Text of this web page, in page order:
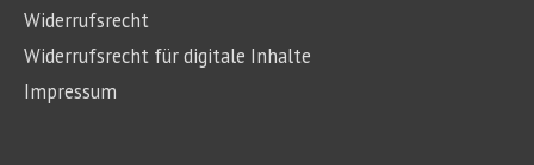
Widerrufsrecht
Widerrufsrecht für digitale Inhalte
Impressum